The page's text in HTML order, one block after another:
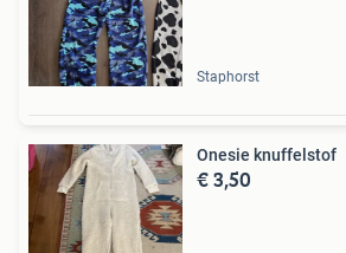
Staphorst
Onesie knuffelstof
€ 3,50